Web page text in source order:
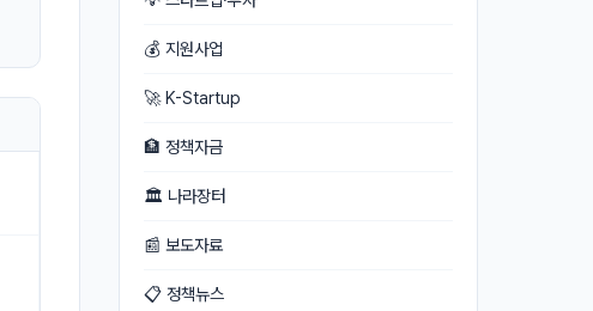
💰 지원사업
🚀 K-Startup
🏦 정책자금
🏛 나라장터
📰 보도자료
📋 정책뉴스